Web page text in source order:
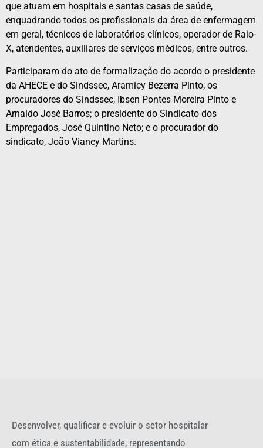
que atuam em hospitais e santas casas de saúde,
enquadrando todos os profissionais da área de enfermagem
em geral, técnicos de laboratórios clínicos, operador de Raio-
X, atendentes, auxiliares de serviços médicos, entre outros.
Participaram do ato de formalização do acordo o presidente
da AHECE e do Sindssec, Aramicy Bezerra Pinto; os
procuradores do Sindssec, Ibsen Pontes Moreira Pinto e
Arnaldo José Barros; o presidente do Sindicato dos
Empregados, José Quintino Neto; e o procurador do
sindicato, João Vianey Martins.
Desenvolver, qualificar e evoluir o setor hospitalar
com ética e sustentabilidade, representando